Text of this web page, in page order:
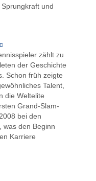
und
zählt zu
der Geschichte
Schon früh zeigte
Talent,
die Weltelite
Grand-Slam-
bei den
was den Beginn
Karriere